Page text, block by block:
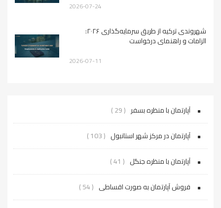
2026-07-24
شهروندی ترکیه از طریق سرمایه‌گذاری ۲۰۲۶:
الزامات و راهنمای درخواست
2026-07-11
آپارتمان با منظره بسفر ( 29 )
آپارتمان در مرکز شهر استانبول ( 103 )
آپارتمان با منظره جنگل ( 41 )
فروش آپارتمان به صورت اقساطی ( 54 )